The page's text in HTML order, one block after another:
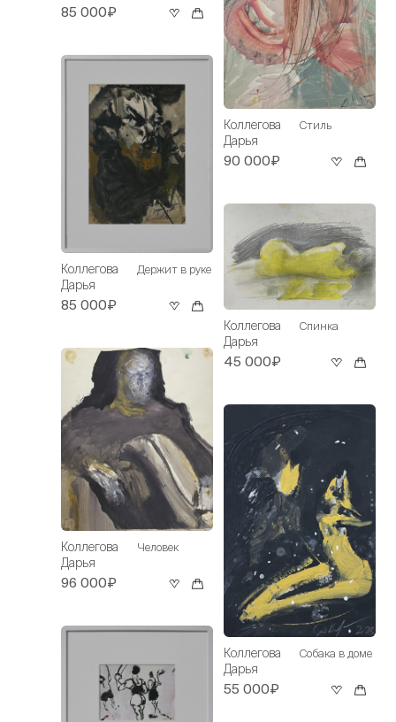
85 000₽
Коллегова
Дарья
Держит в руке
85 000₽
Коллегова
Дарья
Человек
96 000₽
Коллегова
Дарья
Стиль
90 000₽
Коллегова
Дарья
Спинка
45 000₽
Коллегова
Дарья
Собака в доме
55 000₽